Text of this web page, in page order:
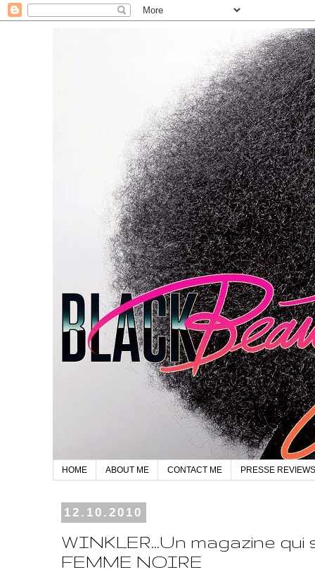
HOME ABOUT ME CONTACT ME PRESSE REVIEWS
12.10.2010
WINKLER...Un magazine
FEMME NOIRE